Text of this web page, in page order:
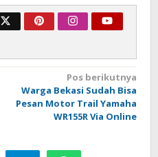
Pos berikutnya
Warga Bekasi Sudah Bisa
Pesan Motor Trail Yamaha
WR155R Via Online